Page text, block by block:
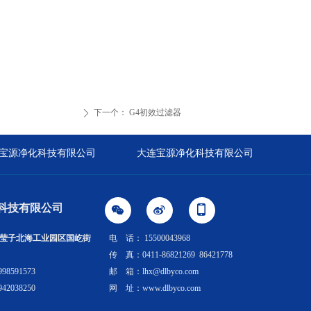
ꄲ 下一个： G4初效过滤器
넓
넇
技有限公司
电 话： 15500043968
传 真：0411-86821269 86421778
邮 箱：lhx@dlbyco.com
网 址：www.dlbyco.com
너
子北海工业园区国屹街
源净化科技有限公司 大连宝源净化科技有限公司